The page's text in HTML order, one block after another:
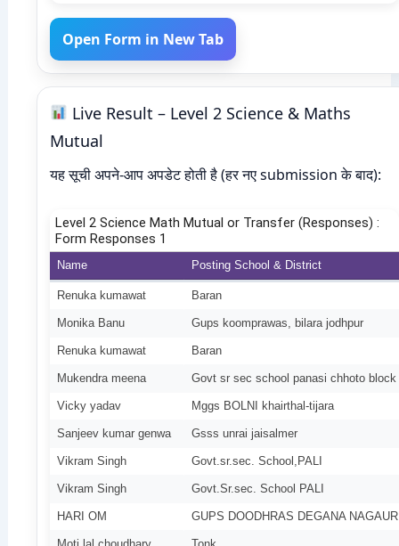
Open Form in New Tab
Live Result – Level 2 Science & Maths
Mutual
यह सूची अपने-आप अपडेट होती है (हर नए submission के बाद):